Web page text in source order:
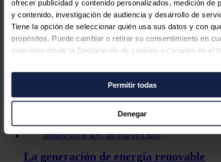
ofrecer publicidad y contenido personalizados, medición de
y contenido, investigación de audiencia y desarrollo de
Tiene la opción de seleccionar quién usa sus datos y con
propósitos. Puede cambiar o retirar su consentimiento en
momento desde la Declaración de cookies o clicando en el
Si lo permite, también quisiéramos:
Recopilar información sobre su ubicación geográfica
puede tener una precisión de varios metros
Identificar su dispositivo analizándolo activamente
características específicas (huellas digitales)
Permitir todas
Denegar
José A. Roca03/08/2026
atacar la central nuclear de Zaporiyia
La generación de energía renovable